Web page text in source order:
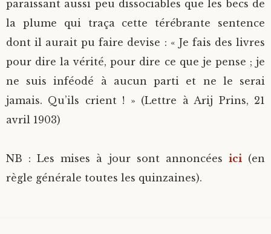
paraissant aussi peu dissociables que les becs de
la plume qui traça cette térébrante sentence
dont il aurait pu faire devise : « Je fais des livres
pour dire la vérité, pour dire ce que je pense ; je
ne suis inféodé à aucun parti et ne le serai
jamais. Qu’ils crient ! » (Lettre à Arij Prins, 21
avril 1903)
NB : Les mises à jour sont annoncées ici(en
règle générale toutes les quinzaines).